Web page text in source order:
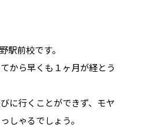
駅前校です。
から早くも１ヶ月が経とう
に行くことができず、モヤ
しゃるでしょう。